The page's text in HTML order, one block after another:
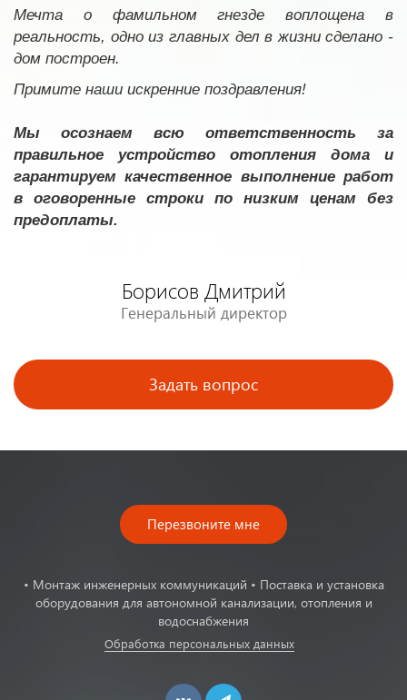
Мечта о фамильном гнезде воплощена в
реальность, одно из главных дел в жизни сделано -
дом построен.
Примите наши искренние поздравления!
Мы осознаем всю ответственность за
правильное устройство отопления дома и
гарантируем качественное выполнение работ
в оговоренные строки по низким ценам без
предоплаты.
Борисов Дмитрий
Генеральный директор
Задать вопрос
Перезвоните мне
• Монтаж инженерных коммуникаций • Поставка и установка
оборудования для автономной канализации, отопления и
водоснабжения
Обработка персональных данных